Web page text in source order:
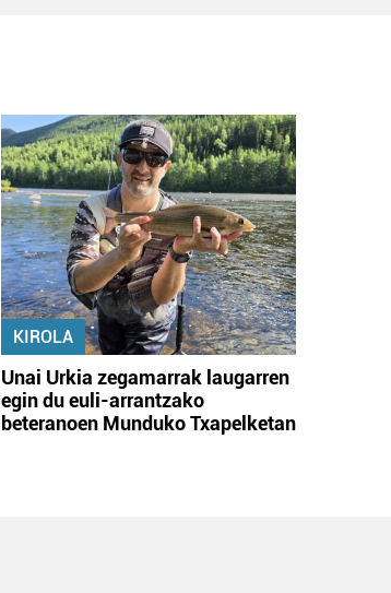
KIROLA
Unai Urkia zegamarrak laugarren
egin du euli-arrantzako
beteranoen Munduko Txapelketan